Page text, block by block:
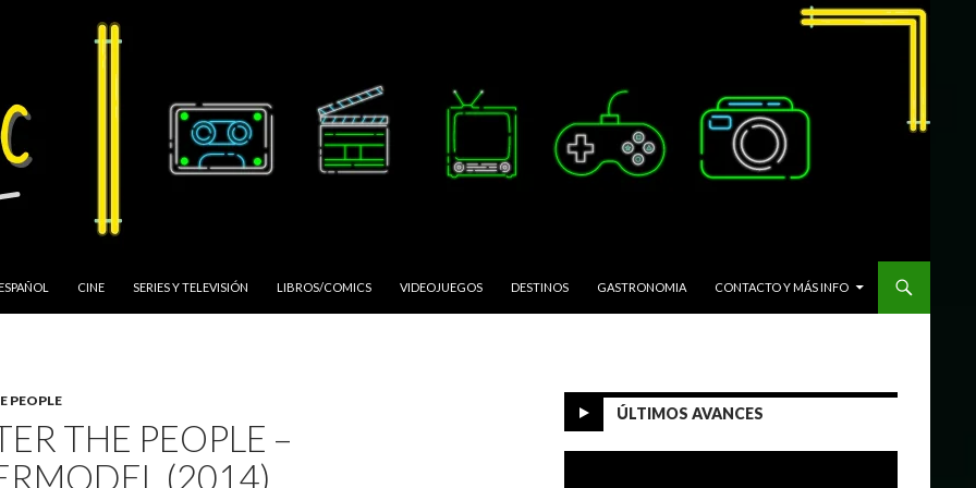
CINE SERIES Y TELEVISIÓN LIBROS/COMICS VIDEOJUEGOS DESTINOS GASTRONOMIA CONTACTO Y MÁS INFO
PEOPLE
THE PEOPLE –
(2014)
ÚLTIMOS AVANCES